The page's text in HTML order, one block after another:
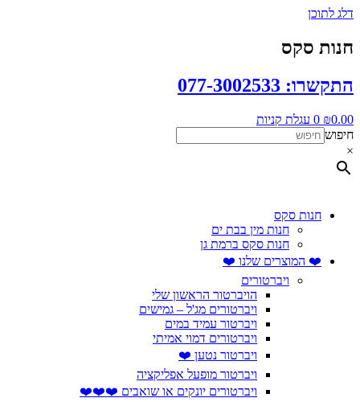
דלג לתוכן
חנות סקס
התקשרו: 077-3002533
₪0.00
0 עגלת קניות
חיפוש
×
חנות סקס
חנות מין בבת ים
חנות סקס ברמת גן
❤️ המוצרים שלנו ❤️
ויברטורים
הויברטור הראשון שלי
ויברטורים מג'ל – גמישים
ויברטור עמיד במים
ויברטורים דמוי אמיתי
ויברטור נטען ❤️
ויברטור מופעל אפליקציה
ויברטורים יונקים או שואבים ❤️❤️❤️